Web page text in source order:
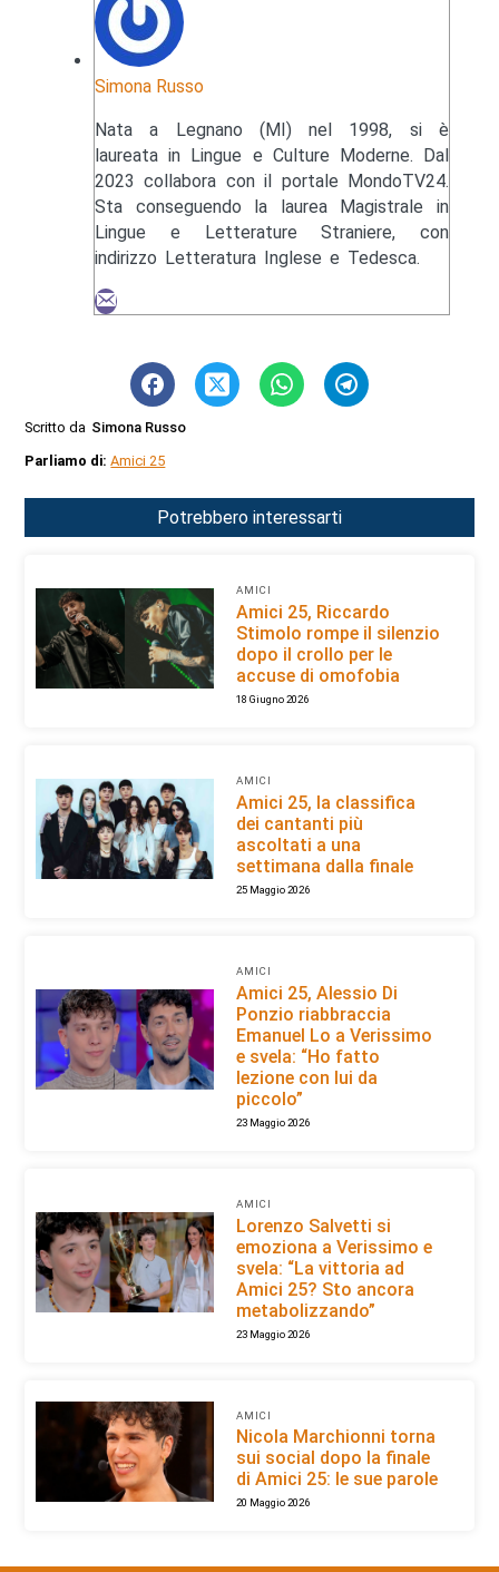
Simona Russo
Nata a Legnano (MI) nel 1998, si è
laureata in Lingue e Culture Moderne. Dal
2023 collabora con il portale MondoTV24.
Sta conseguendo la laurea Magistrale in
Lingue e Letterature Straniere, con
indirizzo Letteratura Inglese e Tedesca.
Scritto da Simona Russo
Parliamo di:Amici 25
Potrebbero interessarti
AMICI
Amici 25, Riccardo
Stimolo rompe il silenzio
dopo il crollo per le
accuse di omofobia
18 Giugno 2026
AMICI
Amici 25, la classifica
dei cantanti più
ascoltati a una
settimana dalla finale
25 Maggio 2026
AMICI
Amici 25, Alessio Di
Ponzio riabbraccia
Emanuel Lo a Verissimo
e svela: “Ho fatto
lezione con lui da
piccolo”
23 Maggio 2026
AMICI
Lorenzo Salvetti si
emoziona a Verissimo e
svela: “La vittoria ad
Amici 25? Sto ancora
metabolizzando”
23 Maggio 2026
AMICI
Nicola Marchionni torna
sui social dopo la finale
di Amici 25: le sue parole
20 Maggio 2026